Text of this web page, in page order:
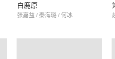
白鹿原
张嘉益 / 秦海璐 / 何冰